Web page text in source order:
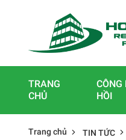
TRANG
CHỦ
CÔNG
HỒI
Trang chủ TIN TỨC